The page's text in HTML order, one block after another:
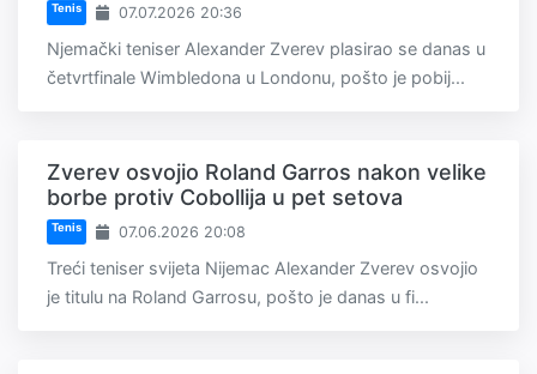
Tenis 07.07.2026 20:36
Njemački teniser Alexander Zverev plasirao se danas u
četvrtfinale Wimbledona u Londonu, pošto je pobij...
Zverev osvojio Roland Garros nakon velike
borbe protiv Cobollija u pet setova
Tenis 07.06.2026 20:08
Treći teniser svijeta Nijemac Alexander Zverev osvojio
je titulu na Roland Garrosu, pošto je danas u fi...